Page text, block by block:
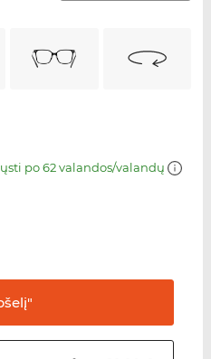
po 62 valandos/valandų